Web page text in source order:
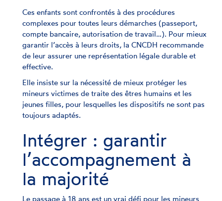
Ces enfants sont confrontés à des procédures
complexes pour toutes leurs démarches (passeport,
compte bancaire, autorisation de travail…). Pour mieux
garantir l’accès à leurs droits, la CNCDH recommande
de leur assurer une représentation légale durable et
effective.
Elle insiste sur la nécessité de mieux protéger les
mineurs victimes de traite des êtres humains et les
jeunes filles, pour lesquelles les dispositifs ne sont pas
toujours adaptés.
Intégrer : garantir
l’accompagnement à
la majorité
Le passage à 18 ans est un vrai défi pour les mineurs